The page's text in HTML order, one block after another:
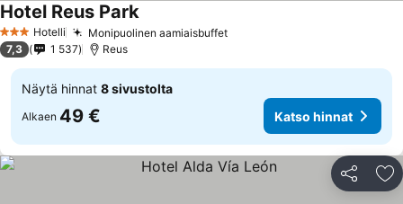
3 Tähtiluokitus
Hotelli Monipuolinen aamiaisbuffet
Hotel Reus Park
7,3 1 537 Reus
Näytä hinnat 8 sivustolta
Alkaen 49 € Katso hinnat
Jaa